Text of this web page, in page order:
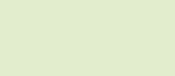
https://www.instagram.com/
zu https://www.facebook.com/